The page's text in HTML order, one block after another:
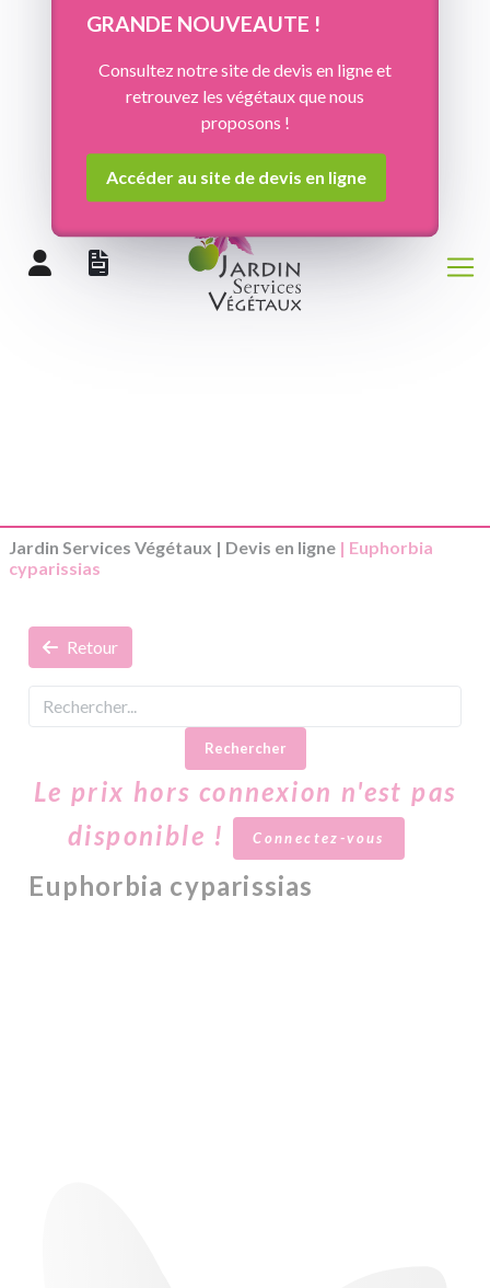
GRANDE NOUVEAUTE !
Consultez notre site de devis en ligne et
retrouvez les végétaux que nous
proposons !
Accéder au site de devis en ligne
Jardin Services Végétaux | Devis en ligne | Euphorbia
cyparissias
Retour
Rechercher
Le prix hors connexion n'est pas
disponible !
Connectez-vous
Euphorbia cyparissias
Panneau de gestion des cookies